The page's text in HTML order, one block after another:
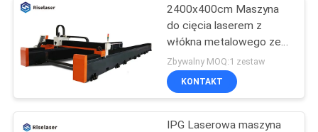
Precyzyjna maszyna
do cięcia laserem
światłowodowym
17
2400x400cm Maszyna
do cięcia laserem z
włókna metalowego ze
źródłem lasera IPG
Zbywalny MOQ:1 zestaw
KONTAKT
IPG Laserowa maszyna